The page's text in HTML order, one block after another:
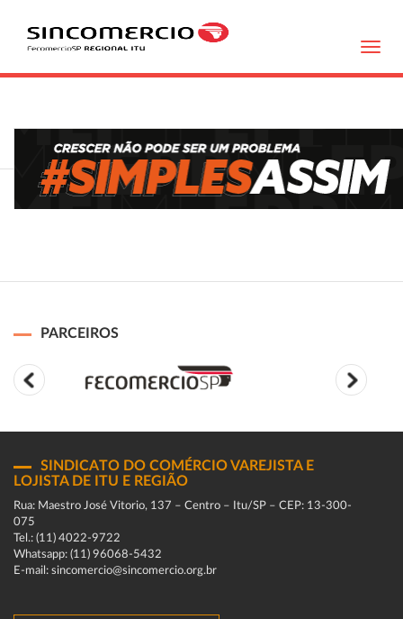
PARCEIROS
SINDICATO DO COMÉRCIO VAREJISTA E
LOJISTA DE ITU E REGIÃO
Rua: Maestro José Vitorio, 137 – Centro – Itu/SP – CEP: 13-300-
075
Tel.: (11) 4022-9722
Whatsapp: (11) 96068-5432
E-mail: sincomercio@sincomercio.org.br